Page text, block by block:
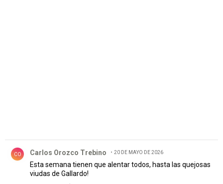
CO Carlos Orozco Trebino 20 DE MAYO DE 2026
Esta semana tienen que alentar todos, hasta las quejosas
viudas de Gallardo!